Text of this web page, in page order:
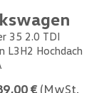
35 2.0 TDI
L3H2 Hochdach
€ (MwSt.